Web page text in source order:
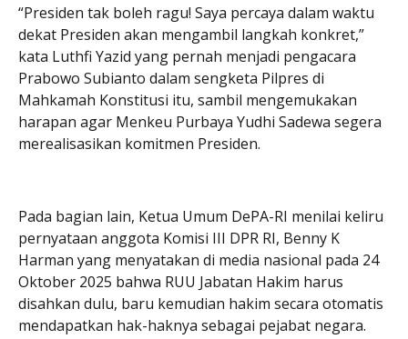
“Presiden tak boleh ragu! Saya percaya dalam waktu
dekat Presiden akan mengambil langkah konkret,”
kata Luthfi Yazid yang pernah menjadi pengacara
Prabowo Subianto dalam sengketa Pilpres di
Mahkamah Konstitusi itu, sambil mengemukakan
harapan agar Menkeu Purbaya Yudhi Sadewa segera
merealisasikan komitmen Presiden.
Pada bagian lain, Ketua Umum DePA-RI menilai keliru
pernyataan anggota Komisi III DPR RI, Benny K
Harman yang menyatakan di media nasional pada 24
Oktober 2025 bahwa RUU Jabatan Hakim harus
disahkan dulu, baru kemudian hakim secara otomatis
mendapatkan hak-haknya sebagai pejabat negara.